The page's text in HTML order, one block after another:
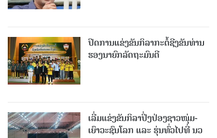
ປິດການແຂ່ງຂັນກິລາກະຕໍ້ຊີງຂັນທ່ານ
ຮອງນາຍົກລັດຖະມົນຕີ
ເລີ່ມແຂ່ງຂັນກິລາປິ່ງປ່ອງຊາວໜຸ່ມ-
ເຍົາວະຊົນໂລກ ແລະ ຮຸ່ນທົ່ວໄປທີ່ ນວ